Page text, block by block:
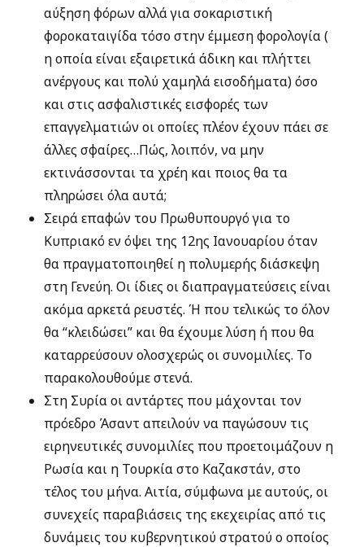
αύξηση φόρων αλλά για σοκαριστική
φοροκαταιγίδα τόσο στην έμμεση φορολογία (
η οποία είναι εξαιρετικά άδικη και πλήττει
ανέργους και πολύ χαμηλά εισοδήματα) όσο
και στις ασφαλιστικές εισφορές των
επαγγελματιών οι οποίες πλέον έχουν πάει σε
άλλες σφαίρες…Πώς, λοιπόν, να μην
εκτινάσσονται τα χρέη και ποιος θα τα
πληρώσει όλα αυτά;
Σειρά επαφών του Πρωθυπουργό για το
Κυπριακό εν όψει της 12ης Ιανουαρίου όταν
θα πραγματοποιηθεί η πολυμερής διάσκεψη
στη Γενεύη. Οι ίδιες οι διαπραγματεύσεις είναι
ακόμα αρκετά ρευστές. Ή που τελικώς το όλον
θα “κλειδώσει” και θα έχουμε λύση ή που θα
καταρρεύσουν ολοσχερώς οι συνομιλίες. Το
παρακολουθούμε στενά.
Στη Συρία οι αντάρτες που μάχονται τον
πρόεδρο Άσαντ απειλούν να παγώσουν τις
ειρηνευτικές συνομιλίες που προετοιμάζουν η
Ρωσία και η Τουρκία στο Καζακστάν, στο
τέλος του μήνα. Αιτία, σύμφωνα με αυτούς, οι
συνεχείς παραβιάσεις της εκεχειρίας από τις
δυνάμεις του κυβερνητικού στρατού ο οποίος